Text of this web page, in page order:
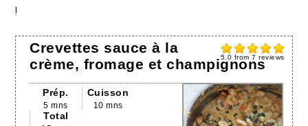
!
5.0 from7 reviews
Crevettes sauce à la
crème, fromage et champignons
Prép.
5 mns
Cuisson
10 mns
Total